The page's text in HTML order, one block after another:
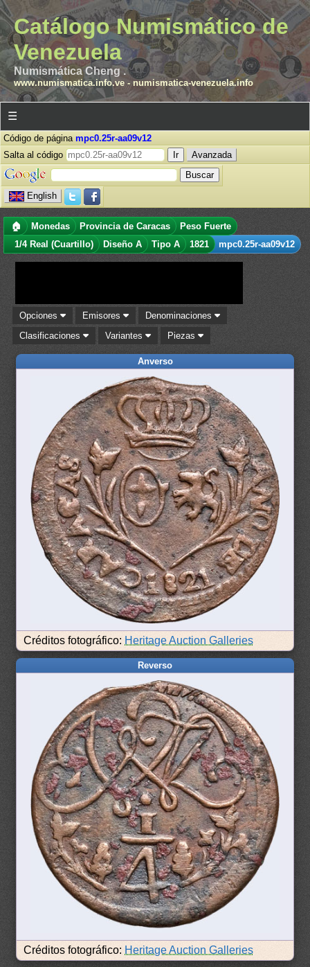
Catálogo Numismático de
Venezuela
Numismática Cheng .
www.numismatica.info.ve- numismatica-venezuela.info
☰
Código de página mpc0.25r-aa09v12
Salta al código
Avanzada
English
🏠 Monedas Provincia de Caracas
Peso Fuerte
1/4 Real (Cuartillo)
Diseño A Tipo A 1821 mpc0.25r-aa09v12
Opciones Emisores
Denominaciones
Clasificaciones
Variantes Piezas
Anverso
Créditos fotográfico: Heritage Auction Galleries
Reverso
Créditos fotográfico: Heritage Auction Galleries